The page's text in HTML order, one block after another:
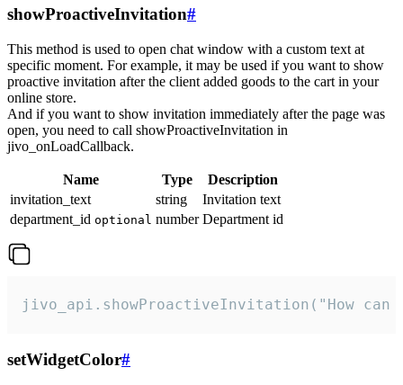
showProactiveInvitation#
This method is used to open chat window with a custom text at
specific moment. For example, it may be used if you want to show
proactive invitation after the client added goods to the cart in your
online store.
And if you want to show invitation immediately after the page was
open, you need to call showProactiveInvitation in
jivo_onLoadCallback.
Name Type
Description
invitation_text
string
Invitation text
department_id optional number Department id
jivo_api.showProactiveInvitation("How
setWidgetColor#